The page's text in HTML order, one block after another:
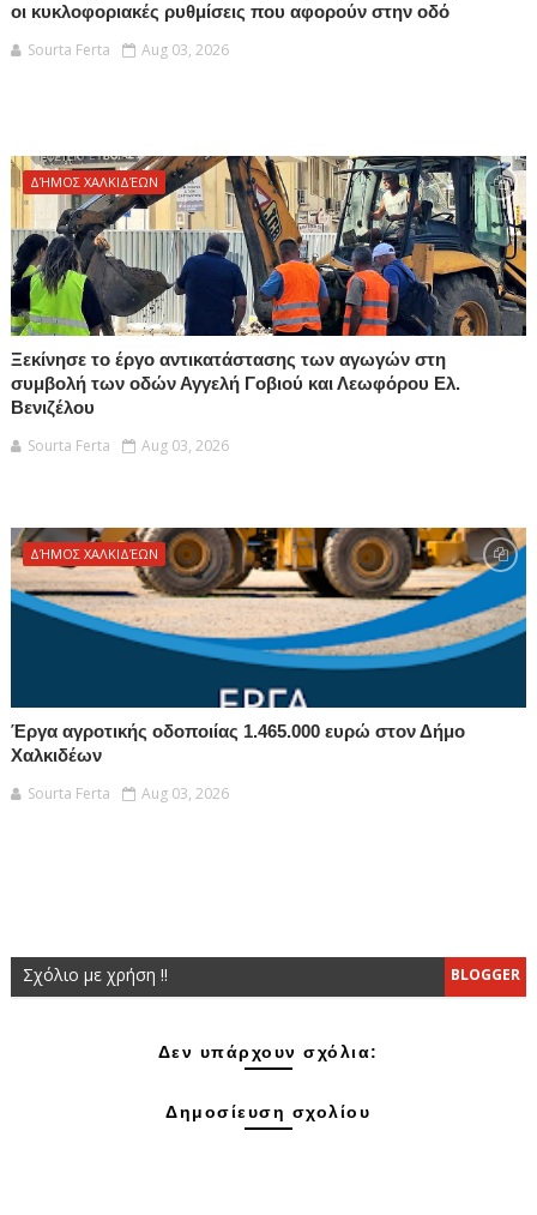
οι κυκλοφοριακές ρυθμίσεις που αφορούν στην οδό
Sourta Ferta
Aug 03, 2026
ΔΉΜΟΣ ΧΑΛΚΙΔΈΩΝ
Ξεκίνησε το έργο αντικατάστασης των αγωγών στη
συμβολή των οδών Αγγελή Γοβιού και Λεωφόρου Ελ.
Βενιζέλου
Sourta Ferta
Aug 03, 2026
ΔΉΜΟΣ ΧΑΛΚΙΔΈΩΝ
Έργα αγροτικής οδοποιίας 1.465.000 ευρώ στον Δήμο
Χαλκιδέων
Sourta Ferta
Aug 03, 2026
BLOGGER
Σχόλιο με χρήση !!
Δεν υπάρχουν σχόλια:
Δημοσίευση σχολίου